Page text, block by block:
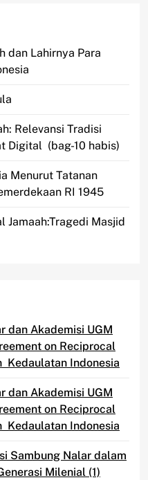
dan Lahirnya Para
Relevansi Tradisi
Digital (bag-10 habis)
Menurut Tatanan
RI 1945
Jamaah:Tragedi Masjid
dan Akademisi UGM
on Reciprocal
Kedaulatan Indonesia
dan Akademisi UGM
on Reciprocal
Kedaulatan Indonesia
Sambung Nalar dalam
Milenial (1)